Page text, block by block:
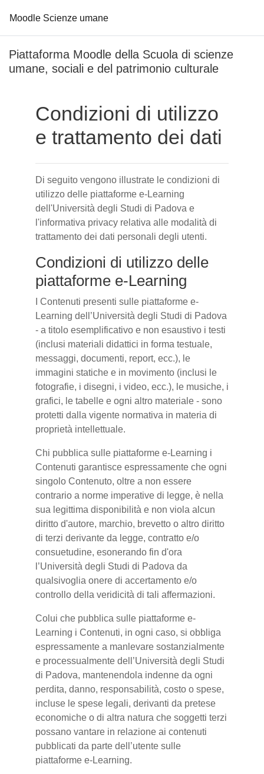
Moodle Scienze umane
Piattaforma Moodle della Scuola di scienze
umane, sociali e del patrimonio culturale
Condizioni di utilizzo
e trattamento dei dati
Di seguito vengono illustrate le condizioni di
utilizzo delle piattaforme e-Learning
dell'Università degli Studi di Padova e
l'informativa privacy relativa alle modalità di
trattamento dei dati personali degli utenti.
Condizioni di utilizzo delle
piattaforme e-Learning
I Contenuti presenti sulle piattaforme e-
Learning dell’Università degli Studi di Padova
- a titolo esemplificativo e non esaustivo i testi
(inclusi materiali didattici in forma testuale,
messaggi, documenti, report, ecc.), le
immagini statiche e in movimento (inclusi le
fotografie, i disegni, i video, ecc.), le musiche, i
grafici, le tabelle e ogni altro materiale - sono
protetti dalla vigente normativa in materia di
proprietà intellettuale.
Chi pubblica sulle piattaforme e-Learning i
Contenuti garantisce espressamente che ogni
singolo Contenuto, oltre a non essere
contrario a norme imperative di legge, è nella
sua legittima disponibilità e non viola alcun
diritto d'autore, marchio, brevetto o altro diritto
di terzi derivante da legge, contratto e/o
consuetudine, esonerando fin d'ora
l’Università degli Studi di Padova da
qualsivoglia onere di accertamento e/o
controllo della veridicità di tali affermazioni.
Colui che pubblica sulle piattaforme e-
Learning i Contenuti, in ogni caso, si obbliga
espressamente a manlevare sostanzialmente
e processualmente dell’Università degli Studi
di Padova, mantenendola indenne da ogni
perdita, danno, responsabilità, costo o spese,
incluse le spese legali, derivanti da pretese
economiche o di altra natura che soggetti terzi
possano vantare in relazione ai contenuti
pubblicati da parte dell’utente sulle
piattaforme e-Learning.